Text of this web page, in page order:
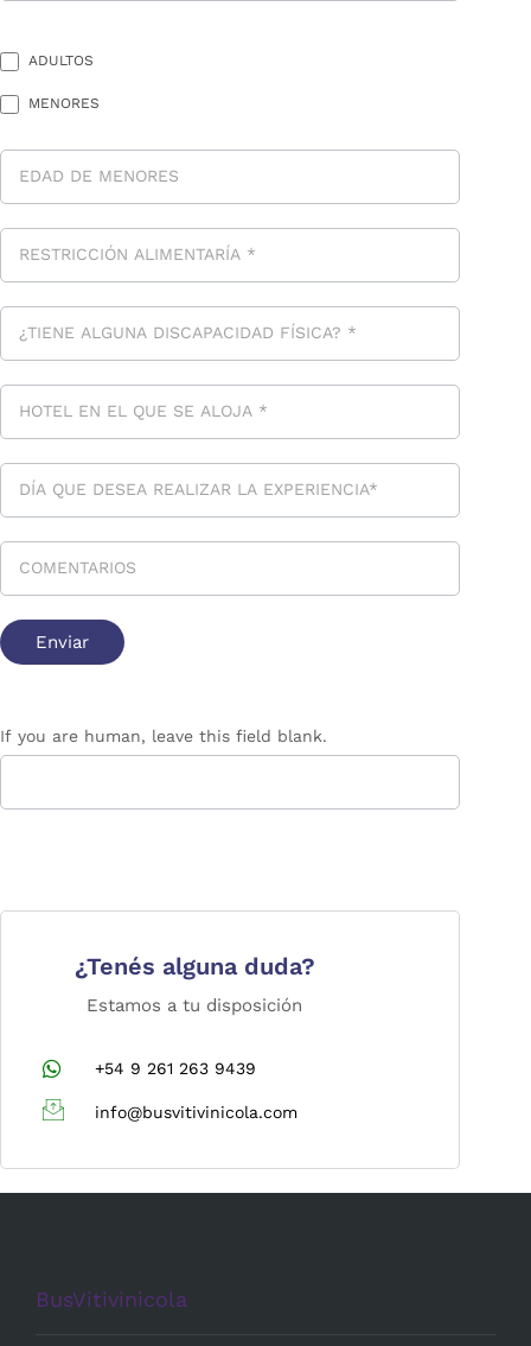
ADULTOS
MENORES
If you are human, leave this field blank.
¿Tenés alguna duda?
Estamos a tu disposición
+54 9 261 263 9439
info@busvitivinicola.com
BusVitivinicola